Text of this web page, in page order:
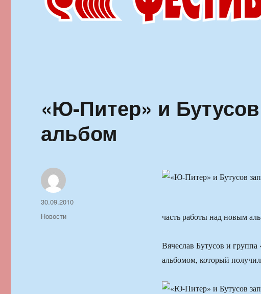
«Ю-Питер» и
альбом
часть работы над новым
Вячеслав Бутусов и
альбомом, который
Автор
Опубликовано
30.09.2010
Рубрики
Новости